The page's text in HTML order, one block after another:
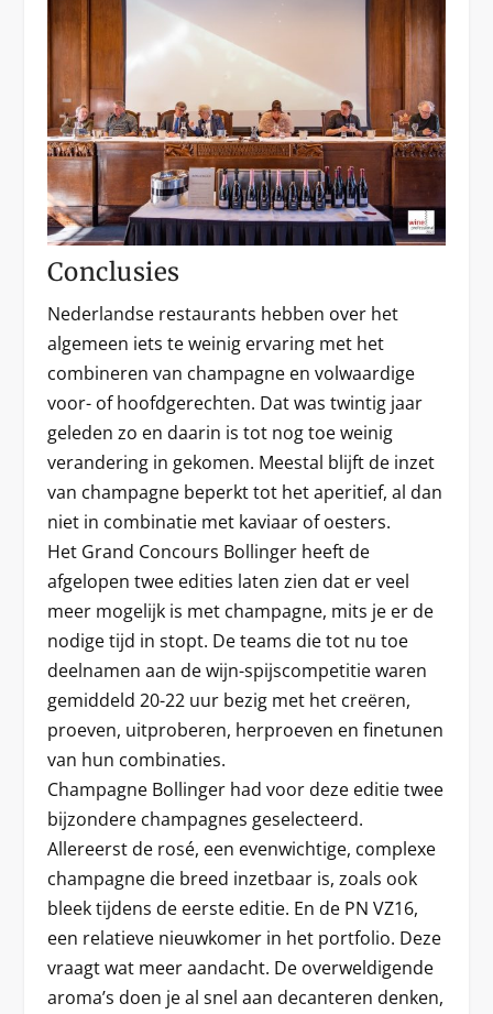
Conclusies
Nederlandse restaurants hebben over het
algemeen iets te weinig ervaring met het
combineren van champagne en volwaardige
voor- of hoofdgerechten. Dat was twintig jaar
geleden zo en daarin is tot nog toe weinig
verandering in gekomen. Meestal blijft de inzet
van champagne beperkt tot het aperitief, al dan
niet in combinatie met kaviaar of oesters.
Het Grand Concours Bollinger heeft de
afgelopen twee edities laten zien dat er veel
meer mogelijk is met champagne, mits je er de
nodige tijd in stopt. De teams die tot nu toe
deelnamen aan de wijn-spijscompetitie waren
gemiddeld 20-22 uur bezig met het creëren,
proeven, uitproberen, herproeven en finetunen
van hun combinaties.
Champagne Bollinger had voor deze editie twee
bijzondere champagnes geselecteerd.
Allereerst de rosé, een evenwichtige, complexe
champagne die breed inzetbaar is, zoals ook
bleek tijdens de eerste editie. En de PN VZ16,
een relatieve nieuwkomer in het portfolio. Deze
vraagt wat meer aandacht. De overweldigende
aroma’s doen je al snel aan decanteren denken,